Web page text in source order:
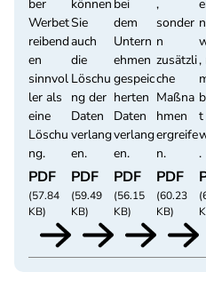
ber
Werbet
reibend
en
sinnvol
ler als
eine
Löschu
ng.
PDF
(57.84
KB)
können
Sie
auch
die
Löschu
ng der
Daten
verlang
en.
PDF
(59.49
KB)
bei
dem
Untern
ehmen
gespeic
herten
Daten
verlang
en.
PDF
(56.15
KB)
,
sonder
n
zusätzli
che
Maßna
hmen
ergreife
n.
PDF
(60.23
KB)
n
,
t
.